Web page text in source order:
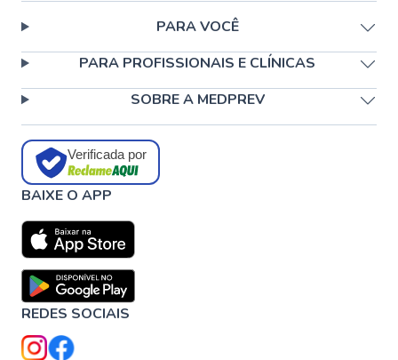
PARA VOCÊ
PARA PROFISSIONAIS E CLÍNICAS
SOBRE A MEDPREV
Verificada por
BAIXE O APP
REDES SOCIAIS